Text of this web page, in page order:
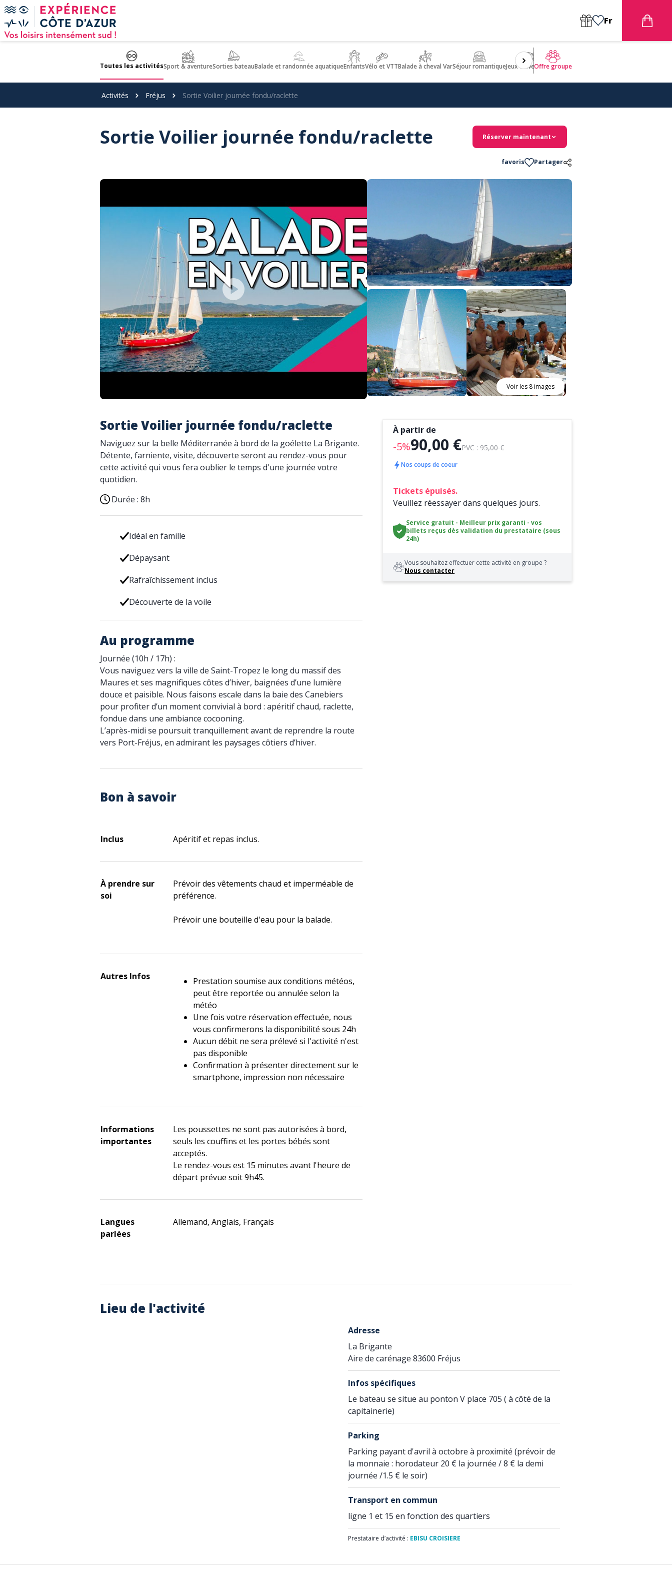
Panneau de gestion des cookies
Fr
Toutes les activitésSport & aventureSorties bateauBalade et randonnée aquatiqueEnfantsVélo et VTTBalade à cheval VarSéjour romantiqueJeux d'aventuresBien être
Offre groupe
Activités Fréjus Sortie Voilier journée fondu/raclette
Sortie Voilier journée fondu/raclette Réserver maintenant
favoris Partager
Voir les 8 images
Sortie Voilier journée fondu/raclette
Naviguez sur la belle Méditerranée à bord de la goélette La Brigante.
Détente, farniente, visite, découverte seront au rendez-vous pour
cette activité qui vous fera oublier le temps d'une journée votre
quotidien.
Durée : 8h
Idéal en famille
Dépaysant
Rafraîchissement inclus
Découverte de la voile
Au programme
Journée (10h / 17h) :
Vous naviguez vers la ville de Saint-Tropez le long du massif des
Maures et ses magnifiques côtes d’hiver, baignées d’une lumière
douce et paisible. Nous faisons escale dans la baie des Canebiers
pour profiter d’un moment convivial à bord : apéritif chaud, raclette,
fondue dans une ambiance cocooning.
L’après-midi se poursuit tranquillement avant de reprendre la route
vers Port-Fréjus, en admirant les paysages côtiers d’hiver.
Bon à savoir
Inclus Apéritif et repas inclus.
À prendre sur
soi
Prévoir des vêtements chaud et imperméable de
préférence.
Prévoir une bouteille d'eau pour la balade.
Autres Infos
Prestation soumise aux conditions météos,
peut être reportée ou annulée selon la
météo
Une fois votre réservation effectuée, nous
vous confirmerons la disponibilité sous 24h
Aucun débit ne sera prélevé si l'activité n'est
pas disponible
Confirmation à présenter directement sur le
smartphone, impression non nécessaire
Informations
importantes
Les poussettes ne sont pas autorisées à bord,
seuls les couffins et les portes bébés sont
acceptés.
Le rendez-vous est 15 minutes avant l'heure de
départ prévue soit 9h45.
Langues
parlées
Allemand, Anglais, Français
À partir de
-5%90,00 €PVC :95,00 €
Nos coups de coeur
Tickets épuisés.
Veuillez réessayer dans quelques jours.
Service gratuit - Meilleur prix garanti - vos
billets reçus dès validation du prestataire (sous
24h)
Vous souhaitez effectuer cette activité en groupe ?
Nous contacter
Lieu de l'activité
Adresse
La Brigante
Aire de carénage 83600 Fréjus
Infos spécifiques
Le bateau se situe au ponton V place 705 ( à côté de la
capitainerie)
Parking
Parking payant d'avril à octobre à proximité (prévoir de
la monnaie : horodateur 20 € la journée / 8 € la demi
journée /1.5 € le soir)
Transport en commun
ligne 1 et 15 en fonction des quartiers
Prestataire d’activité : EBISU CROISIERE